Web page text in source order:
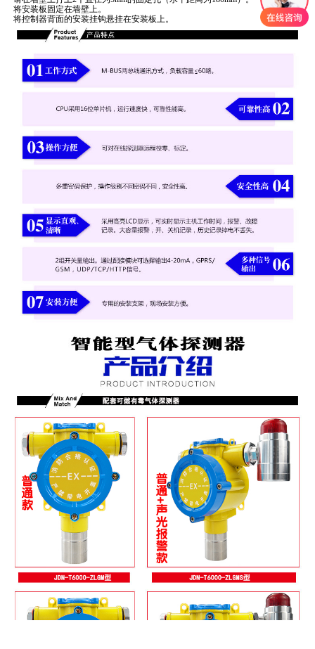
将安装板固定在墙壁上。
将控制器背面的安装挂钩悬挂在安装板上。